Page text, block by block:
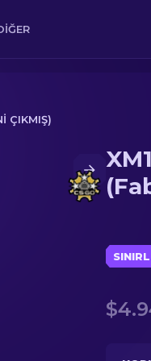
ÇIKMIŞ)